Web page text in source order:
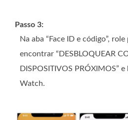
Passo 3:
Na aba “Face ID e código”,
encontrar “DESBLOQUEAR
DISPOSITIVOS PRÓXIMOS”
Watch.